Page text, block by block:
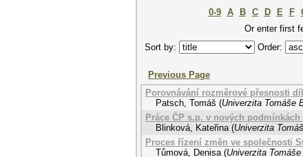
0-9 A B C D E F
Or enter first
Sort by:
Order:
Previous Page
Porovnávání rozměrové přesnosti
Patsch, Tomáš (Univerzita Tomáše
Práce ČP s.p. v nových
Blinková, Kateřina (Univerzita
Proces řízení změn ve společnosti
Tůmová, Denisa (Univerzita